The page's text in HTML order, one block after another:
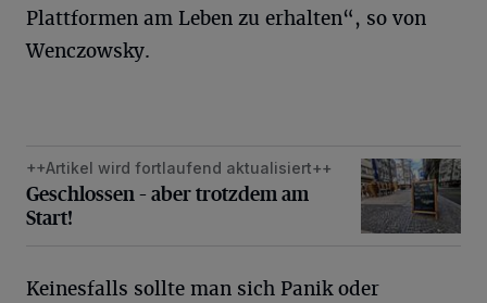
Plattformen am Leben zu erhalten“, so von
Wenczowsky.
Geschlossen – aber trotzdem am Start!
++Artikel wird fortlaufend aktualisiert++
Geschlossen – aber trotzdem am
Start!
Keinesfalls sollte man sich Panik oder